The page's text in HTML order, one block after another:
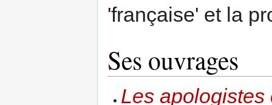
'française' et la
Ses ouvrages
Les apologistes